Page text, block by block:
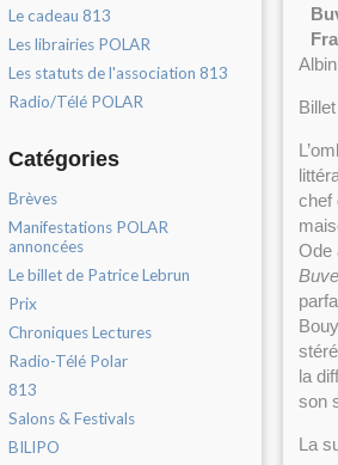
Le cadeau 813
Les librairies POLAR
Les statuts de l'association 813
Radio/Télé POLAR
Catégories
Brèves
Manifestations POLAR
annoncées
Le billet de Patrice Lebrun
Prix
Chroniques Lectures
Radio-Télé Polar
813
Salons & Festivals
BILIPO
chef
Ode
la
son
La